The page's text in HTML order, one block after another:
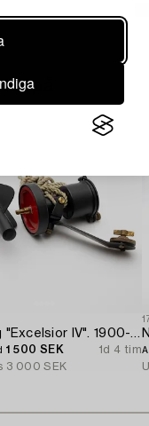
på
1 500 SEK
1d 4 tim
3 000 SEK